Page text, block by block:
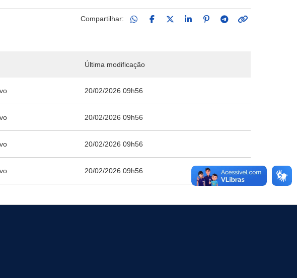
Compartilhar:
Última modificação
20/02/2026 09h56
20/02/2026 09h56
20/02/2026 09h56
20/02/2026 09h56